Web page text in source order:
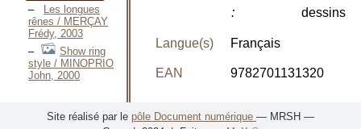
Les longues
rênes / MERÇAY
Frédy, 2003
Show ring
style / MINOPRIO
John, 2000
:
dessins
Langue(s) Français
EAN 9782701131320
Présentation du contenu
Site réalisé par le pôle Document numérique — MRSH —